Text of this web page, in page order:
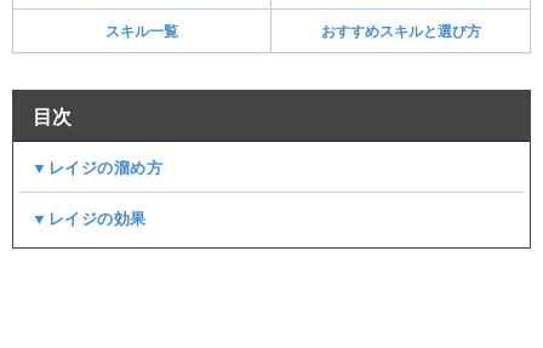
スキル一覧 おすすめスキルと選び方
目次
▼レイジの溜め方
▼レイジの効果